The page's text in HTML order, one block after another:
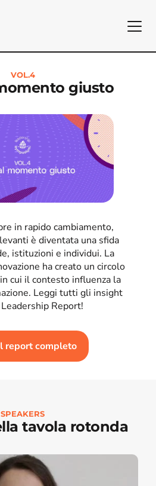
VOL.4
giusto
in rapido cambiamento,
è diventata una sfida
istituzioni e individui. La
ha creato un circolo
cui il contesto influenza la
Leggi tutti gli insight
Report!
report completo
SPEAKERS
tavola rotonda